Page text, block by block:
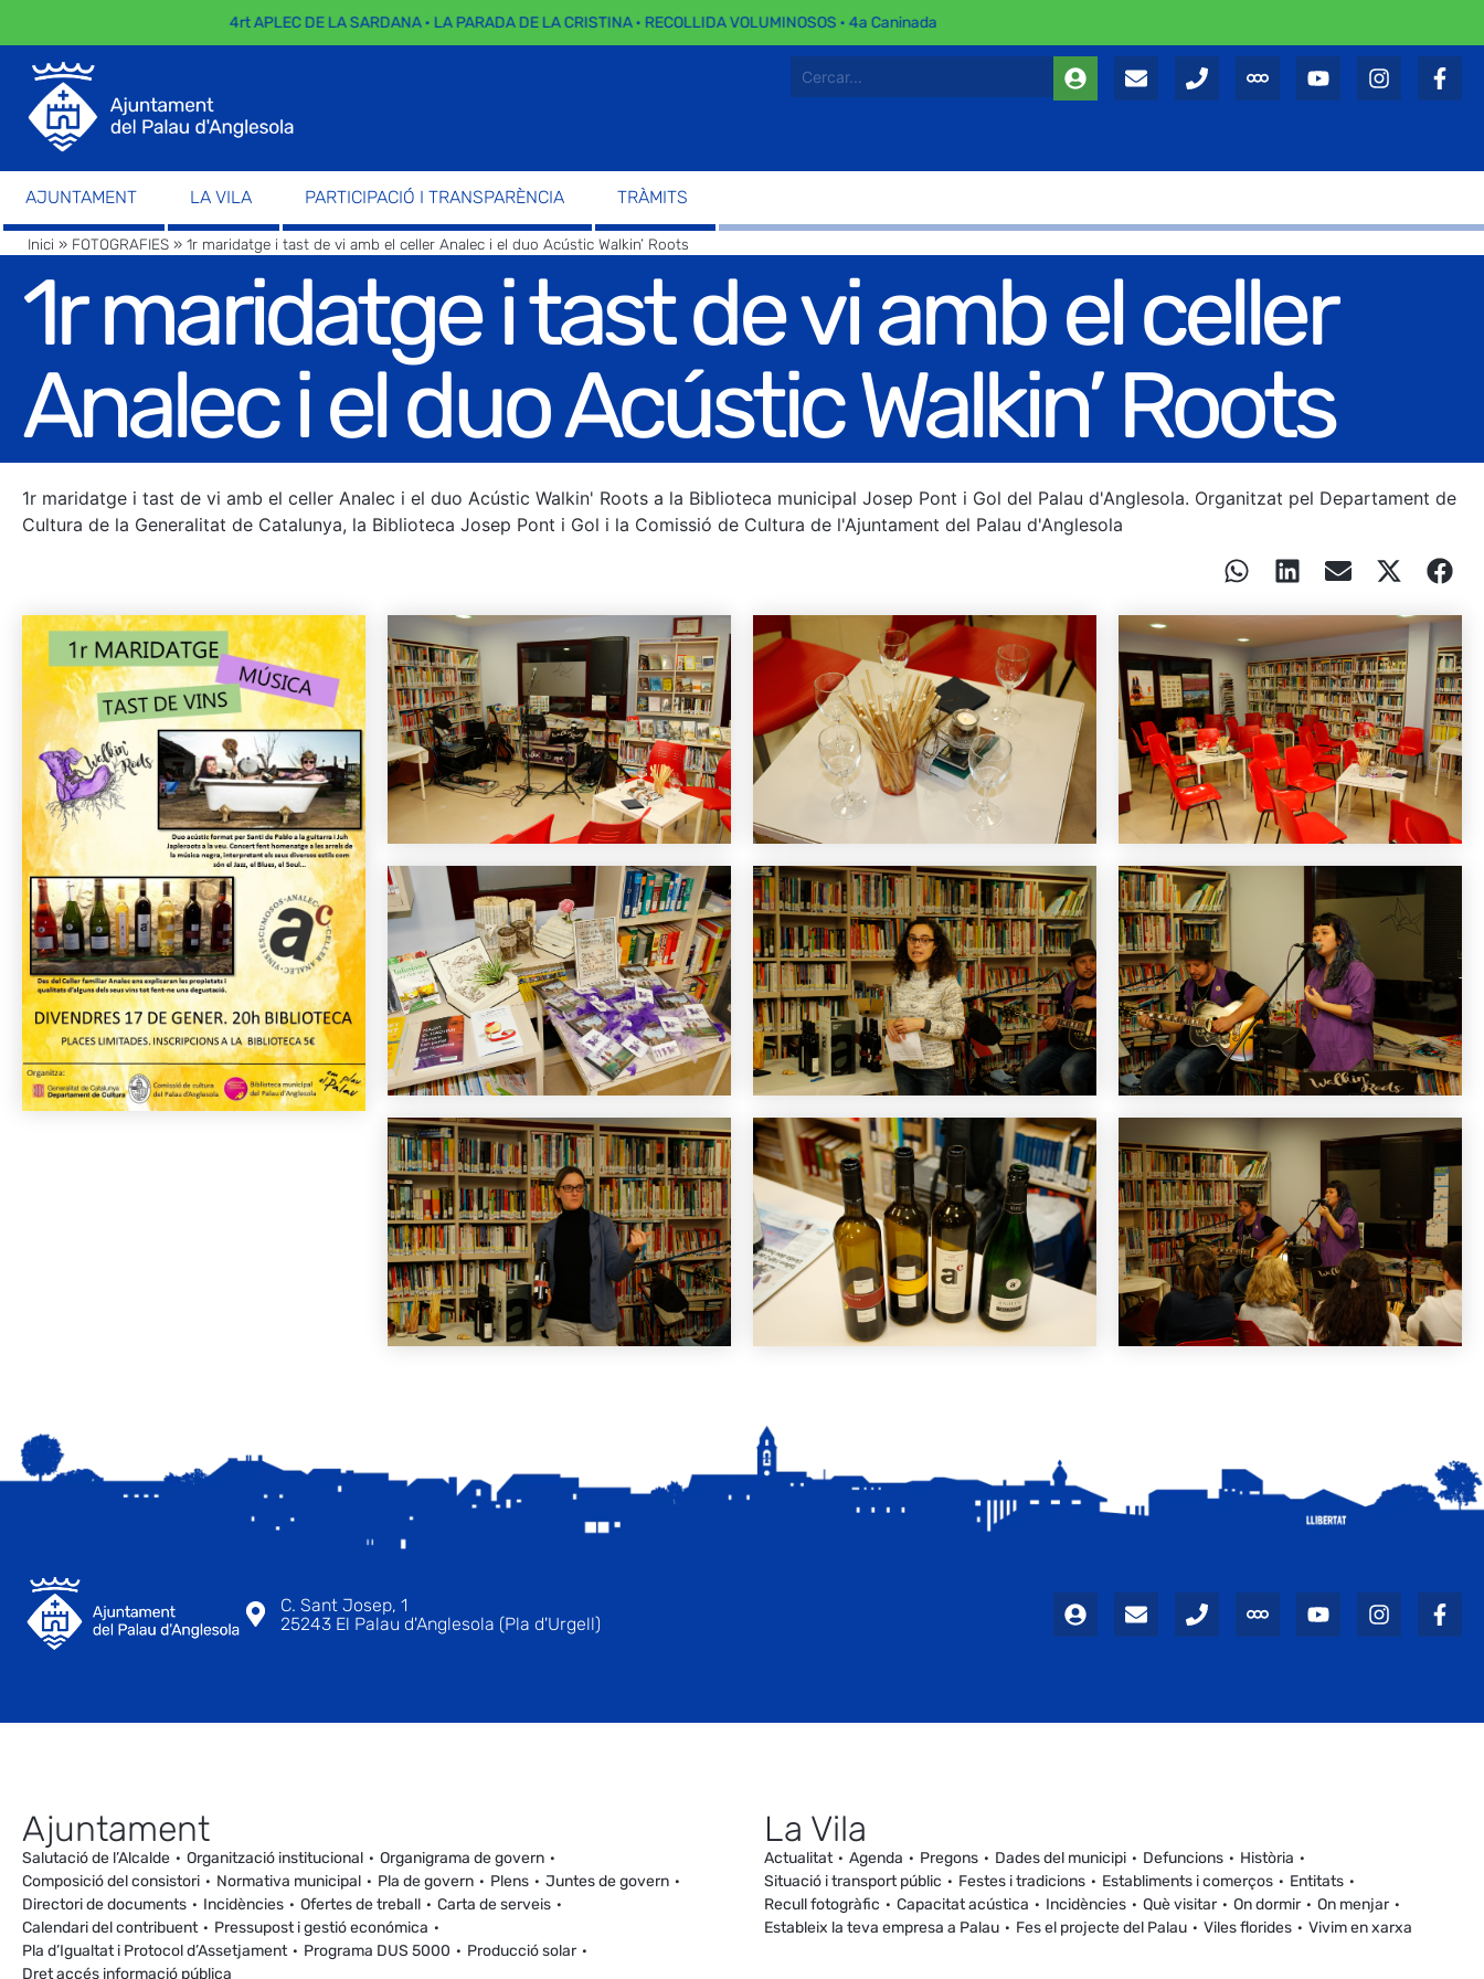
4rt APLEC DE LA SARDANA · LA PARADA DE LA CRISTINA · RECOLLIDA VOLUMINOSOS · 4a Caninada
AJUNTAMENT LA VILA PARTICIPACIÓ I TRANSPARÈNCIA TRÀMITS
Inici » FOTOGRAFIES » 1r maridatge i tast de vi amb el celler Analec i el duo Acústic Walkin’ Roots
1r maridatge i tast de vi amb el celler
Analec i el duo Acústic Walkin’ Roots
1r maridatge i tast de vi amb el celler Analec i el duo Acústic Walkin' Roots a la Biblioteca municipal Josep Pont i Gol del Palau d'Anglesola. Organitzat pel Departament de
Cultura de la Generalitat de Catalunya, la Biblioteca Josep Pont i Gol i la Comissió de Cultura de l'Ajuntament del Palau d'Anglesola
C. Sant Josep, 1
25243 El Palau d'Anglesola (Pla d'Urgell)
Ajuntament
Salutació de l’Alcalde Organització institucional
Organigrama de govern
Composició del consistori
Normativa municipal Pla de govern Plens
Juntes de govern
Directori de documents
Incidències Ofertes de treball
Carta de serveis
Calendari del contribuent
Pressupost i gestió económica
Pla d’Igualtat i Protocol d’Assetjament
Programa DUS 5000
Producció solar
Dret accés informació pública
La Vila
Actualitat Agenda Pregons Dades del municipi Defuncions
Història
Situació i transport públic
Festes i tradicions Establiments i comerços
Entitats
Recull fotogràfic
Capacitat acústica Incidències Què visitar On dormir
On menjar
Estableix la teva empresa a Palau
Fes el projecte del Palau Viles florides Vivim en xarxa